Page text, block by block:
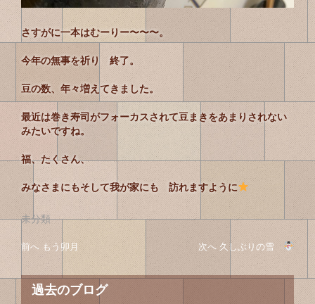
さすがに一本はむーりー〜〜〜。
今年の無事を祈り 終了。
豆の数、年々増えてきました。
最近は巻き寿司がフォーカスされて豆まきをあまりされない
みたいですね。
福、たくさん、
みなさまにもそして我が家にも 訪れますように
未分類
投
稿
の
投
稿
ナ
ビ
前へ 前
の
投
稿
もう卯月 次へ 次
の
投
久しぶりの雪
過去のブログ